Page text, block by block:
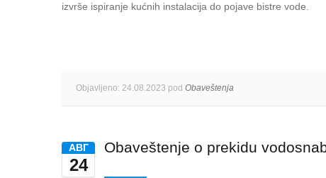
izvrše ispiranje kućnih instalacija do pojave bistre vode.
Objavljeno: 24.08.2023 pod Obaveštenja
AВГ
24
Obaveštenje o prekidu